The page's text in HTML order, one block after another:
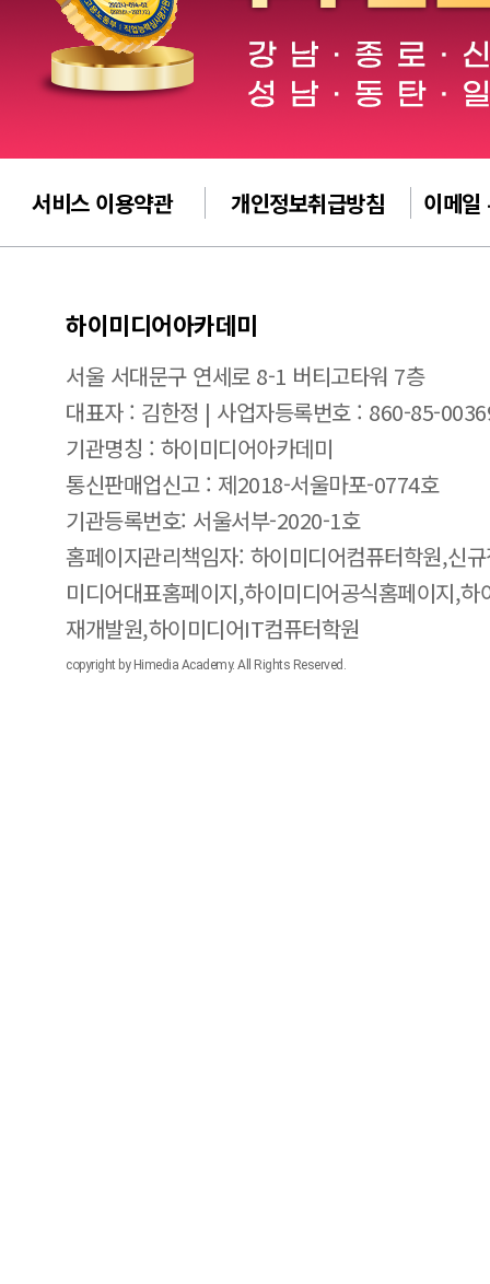
서비스 이용약관 개인정보취급방침 이메일
하이미디어아카데미
서울 서대문구 연세로 8-1 버티고타워 7층
대표자 : 김한정 | 사업자등록번호 : 860-85-
기관명칭 : 하이미디어아카데미
통신판매업신고 : 제2018-서울마포-0774호
기관등록번호: 서울서부-2020-1호
홈페이지관리책임자: 하이미디어컴퓨터학원,신
미디어대표홈페이지,하이미디어공식홈페이지,
재개발원,하이미디어IT컴퓨터학원
copyright by Himedia Academy. All Rights Reserved.